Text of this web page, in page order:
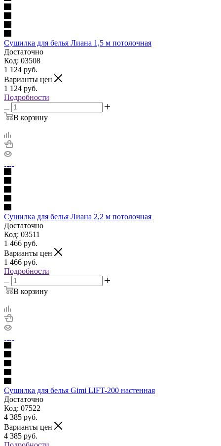
Сушилка для белья Лиана 1,5 м потолочная
Достаточно
Код: 03508
1 124 руб.
Варианты цен
1 124 руб.
Подробности
В корзину
Сушилка для белья Лиана 2,2 м потолочная
Достаточно
Код: 03511
1 466 руб.
Варианты цен
1 466 руб.
Подробности
В корзину
Сушилка для белья Gimi LIFT-200 настенная
Достаточно
Код: 07522
4 385 руб.
Варианты цен
4 385 руб.